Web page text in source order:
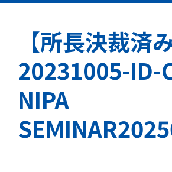
【所長決裁済み
20231005-ID-
NIPA